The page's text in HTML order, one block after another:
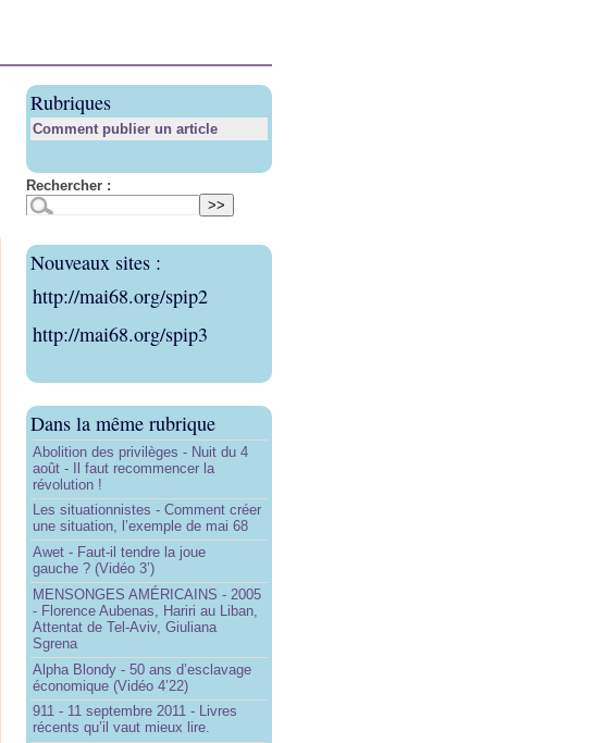
Rubriques
Comment publier un article
Rechercher :
Nouveaux sites :
http://mai68.org/spip2
http://mai68.org/spip3
Dans la même rubrique
Abolition des privilèges - Nuit du 4
août - Il faut recommencer la
révolution !
Les situationnistes - Comment créer
une situation, l’exemple de mai 68
Awet - Faut-il tendre la joue
gauche ? (Vidéo 3’)
MENSONGES AMÉRICAINS - 2005
- Florence Aubenas, Hariri au Liban,
Attentat de Tel-Aviv, Giuliana
Sgrena
Alpha Blondy - 50 ans d’esclavage
économique (Vidéo 4’22)
911 - 11 septembre 2011 - Livres
récents qu’il vaut mieux lire.